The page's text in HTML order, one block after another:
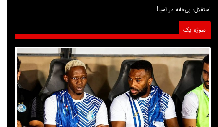
استقلال؛ بی‌خانه در آسیا!
سوژه یک